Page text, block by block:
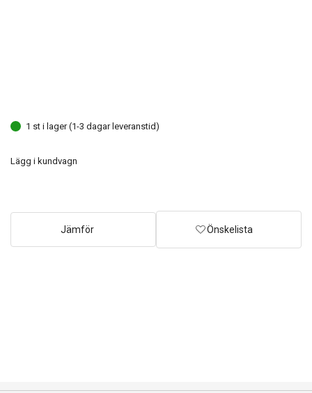
1 st i lager (1-3 dagar leveranstid)
Lägg i kundvagn
Jämför Önskelista